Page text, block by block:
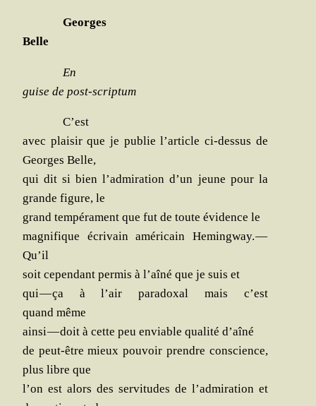
Georges
Belle
En
guise de post-scriptum
C’est
avec plai­sir que je publie l’article ci-des­sus de
Georges Belle,
qui dit si bien l’admiration d’un jeune pour la
grande figure, le
grand tem­pé­ra­ment que fut de toute évi­dence le
magni­fique écri­vain amé­ri­cain Heming­way. —
Qu’il
soit cepen­dant per­mis à l’aîné que je suis et
qui — ça à l’air para­doxal mais c’est
quand même
ain­si — doit à cette peu enviable qua­li­té d’aîné
de peut-être mieux pou­voir prendre conscience,
plus libre que
l’on est alors des ser­vi­tudes de l’admiration et